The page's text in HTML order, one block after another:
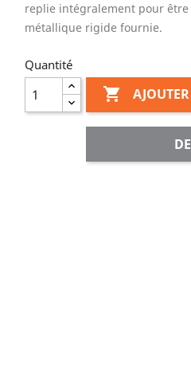
replie intégralement pour
métallique rigide fournie.
Quantité
